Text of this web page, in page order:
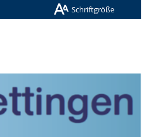
Schriftgröße